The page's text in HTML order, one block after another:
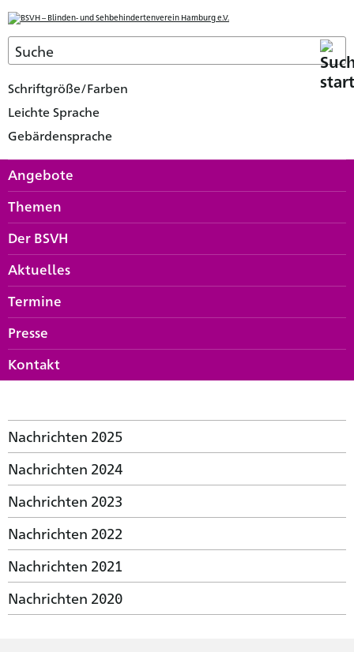
Schriftgröße/Farben
Leichte Sprache
Gebärdensprache
Angebote
Themen
Der BSVH
Aktuelles
Termine
Presse
Kontakt
Nachrichten 2025
Nachrichten 2024
Nachrichten 2023
Nachrichten 2022
Nachrichten 2021
Nachrichten 2020